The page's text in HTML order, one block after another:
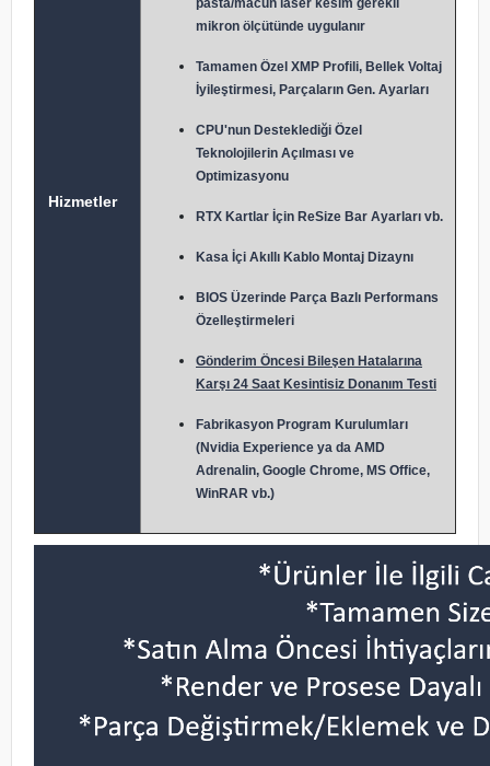
Hizmetler
pasta/macun laser kesim gerekli
mikron ölçütünde uygulanır
Tamamen Özel XMP Profili, Bellek Voltaj
İyileştirmesi, Parçaların Gen. Ayarları
CPU'nun Desteklediği Özel
Teknolojilerin Açılması ve
Optimizasyonu
RTX Kartlar İçin ReSize Bar Ayarları vb.
Kasa İçi Akıllı Kablo Montaj Dizaynı
BIOS Üzerinde Parça Bazlı Performans
Özelleştirmeleri
Gönderim Öncesi Bileşen Hatalarına
Karşı 24 Saat Kesintisiz Donanım Testi
Fabrikasyon Program Kurulumları
(Nvidia Experience ya da AMD
Adrenalin, Google Chrome, MS Office,
WinRAR vb.)